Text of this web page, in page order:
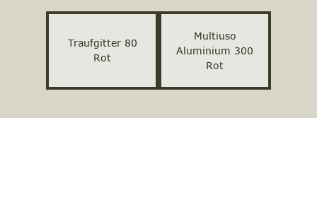
Traufgitter 80
Rot
Multiuso
Aluminium 300
Rot